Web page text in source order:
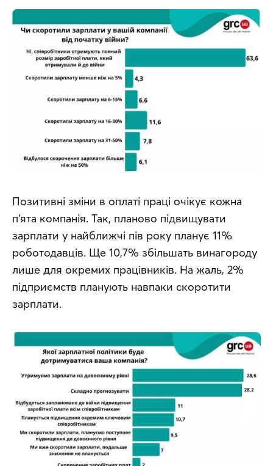
Позитивні зміни в оплаті праці очікує кожна
п’ята компанія. Так, планово підвищувати
зарплати у найближчі пів року планує 11%
роботодавців. Ще 10,7% збільшать винагороду
лише для окремих працівників. На жаль, 2%
підприємств планують навпаки скоротити
зарплати.